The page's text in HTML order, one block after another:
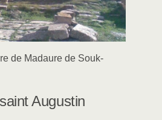
de Madaure de Souk-
Augustin